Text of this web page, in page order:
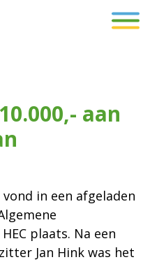
aan
in een afgeladen
plaats. Na een
Jan Hink was het